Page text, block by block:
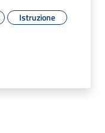
Istruzione